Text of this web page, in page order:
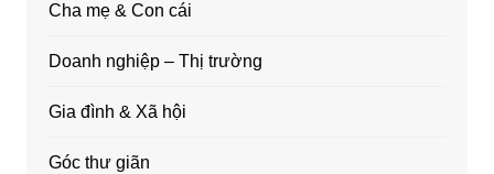
Cha mẹ & Con cái
Doanh nghiệp – Thị trường
Gia đình & Xã hội
Góc thư giãn